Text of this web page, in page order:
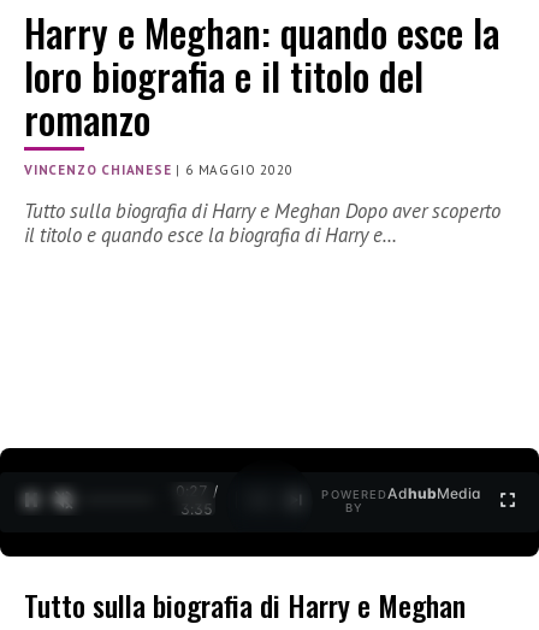
Harry e Meghan: quando esce la
loro biografia e il titolo del
romanzo
VINCENZO CHIANESE | 6 MAGGIO 2020
Tutto sulla biografia di Harry e Meghan Dopo aver scoperto
il titolo e quando esce la biografia di Harry e…
0:27 /
3:35
POWERED
BY
AdhubMedia
Tutto sulla biografia di Harry e Meghan